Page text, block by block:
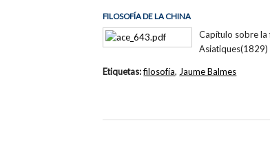
FILOSOFÍA DE LA CHINA
Capítulo sobre la
Asiatiques(1829)
Etiquetas:filosofía, Jaume Balmes